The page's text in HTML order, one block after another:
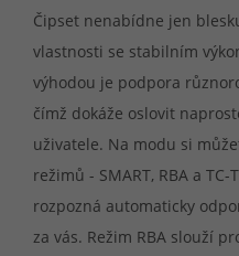
Čipset nenabídne jen
vlastnosti se stabilním
výhodou je podpora
čímž dokáže oslovit
uživatele. Na modu si
režimů - SMART, RBA a TC-
rozpozná automaticky
za vás. Režim RBA slouží